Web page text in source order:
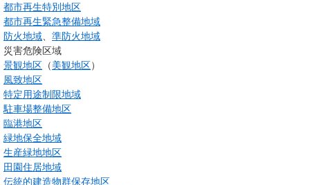
都市再生特別地区
都市再生緊急整備地域
防火地域
準防火地域
災害危険区域
景観地区 （美観地区）
風致地区
特定用途制限地域
駐車場整備地区
臨港地区
緑地保全地域
生産緑地地区
田園住居地域
伝統的建造物群保存地区